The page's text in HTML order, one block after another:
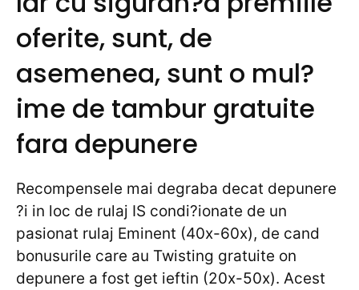
oferite, sunt, de
asemenea, sunt o mul?
ime de tambur gratuite
fara depunere
Recompensele mai degraba decat depunere
?i in loc de rulaj IS condi?ionate de un
pasionat rulaj Eminent (40x-60x), de cand
bonusurile care au Twisting gratuite on
depunere a fost get ieftin (20x-50x). Acest